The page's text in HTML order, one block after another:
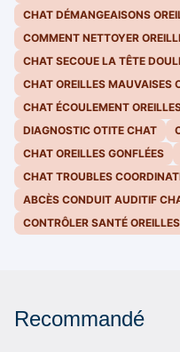
CHAT DÉMANGEAISONS
COMMENT NETTOYER
CHAT SECOUE LA TÊTE
CHAT OREILLES MAUVAISES
CHAT ÉCOULEMENT
DIAGNOSTIC OTITE CHAT
CHAT OREILLES GONFLÉES
CHAT TROUBLES
ABCÈS CONDUIT AUDITIF
CONTRÔLER SANTÉ
Recommandé